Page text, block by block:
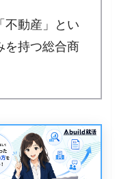
不動産」とい
を持つ総合商